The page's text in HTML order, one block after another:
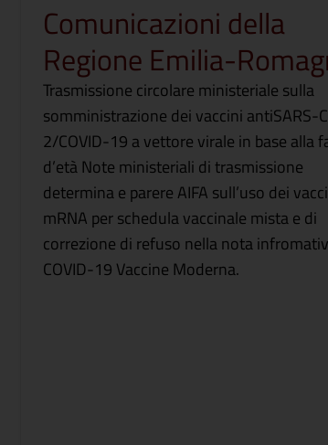
Comunicazioni della
Regione Emilia-
Trasmissione circolare ministeriale sulla
somministrazione dei vaccini antiSARS-
2/COVID-19 a vettore virale in base alla
d’età Note ministeriali di trasmissione
determina e parere AIFA sull’uso dei
mRNA per schedula vaccinale mista e di
correzione di refuso nella nota
COVID-19 Vaccine Moderna.